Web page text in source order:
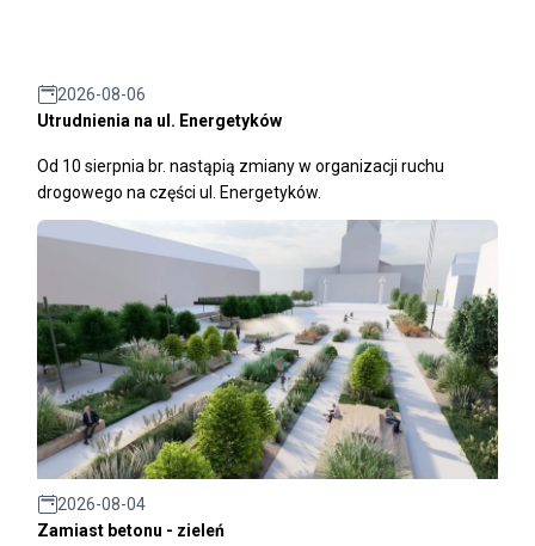
2026-08-06
Utrudnienia na ul. Energetyków
Od 10 sierpnia br. nastąpią zmiany w organizacji ruchu
drogowego na części ul. Energetyków.
2026-08-04
Zamiast betonu - zieleń